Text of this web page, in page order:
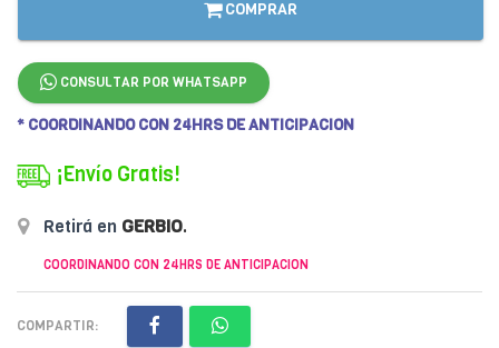
COMPRAR
CONSULTAR POR WHATSAPP
* COORDINANDO CON 24HRS DE ANTICIPACION
¡Envío Gratis!
Retirá en GERBIO.
COORDINANDO CON 24HRS DE ANTICIPACION
COMPARTIR: